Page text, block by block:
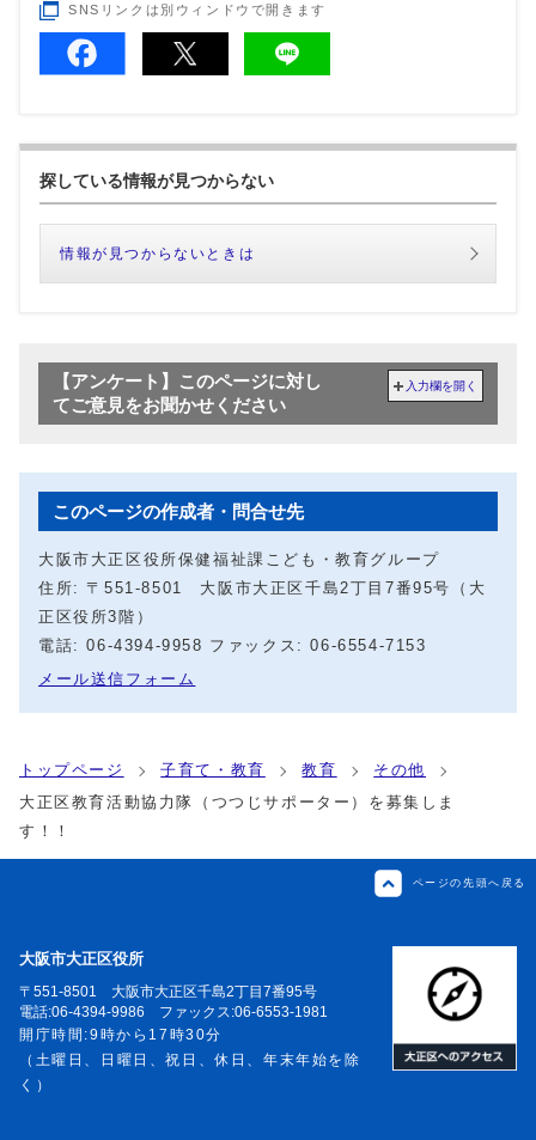
SNSリンクは別ウィンドウで開きます
探している情報が見つからない
情報が見つからないときは
【アンケート】このページに対し
てご意見をお聞かせください
入力欄を開く
このページの作成者・問合せ先
大阪市大正区役所保健福祉課こども・教育グループ
住所: 〒551-8501 大阪市大正区千島2丁目7番95号（大
正区役所3階）
電話: 06‐4394‐9958 ファックス: 06-6554-7153
メール送信フォーム
トップページ 子育て・教育 教育
その他
大正区教育活動協力隊（つつじサポーター）を募集しま
す！！
ページの先頭へ戻る
大阪市大正区役所
〒551-8501 大阪市大正区千島2丁目7番95号
電話:06-4394-9986 ファックス:06-6553-1981
開庁時間:9時から17時30分
（土曜日、日曜日、祝日、休日、年末年始を除
く）